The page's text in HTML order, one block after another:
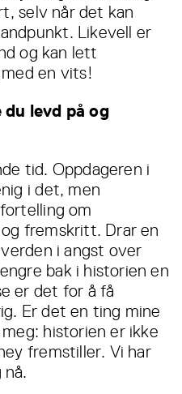
selv når det kan
Likevell er
og kan lett
en vits!
levd på og
tid. Oppdageren i
i det, men
om
fremskritt. Drar en
i angst over
bak i historien en
er det for å få
Er det en ting mine
historien er ikke
fremstiller. Vi har